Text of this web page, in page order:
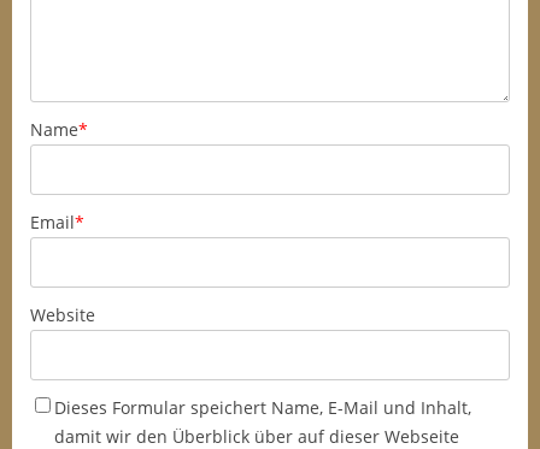
Name*
Email*
Website
Dieses Formular speichert Name, E-Mail und Inhalt,
damit wir den Überblick über auf dieser Webseite